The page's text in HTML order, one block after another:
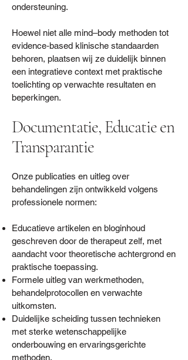
ondersteuning.
Hoewel niet alle mind–body methoden tot
evidence‑based klinische standaarden
behoren, plaatsen wij ze duidelijk binnen
een integratieve context met praktische
toelichting op verwachte resultaten en
beperkingen.
Documentatie, Educatie en
Transparantie
Onze publicaties en uitleg over
behandelingen zijn ontwikkeld volgens
professionele normen:
Educatieve artikelen en bloginhoud
geschreven door de therapeut zelf, met
aandacht voor theoretische achtergrond en
praktische toepassing.
Formele uitleg van werkmethoden,
behandelprotocollen en verwachte
uitkomsten.
Duidelijke scheiding tussen technieken
met sterke wetenschappelijke
onderbouwing en ervaringsgerichte
methoden.